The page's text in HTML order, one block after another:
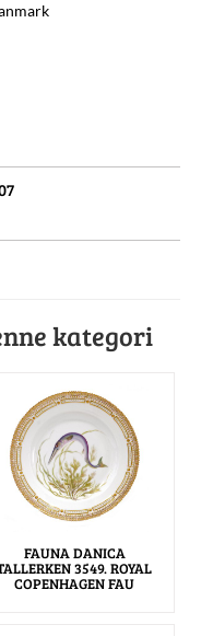
kategori
FAUNA DANICA
3549. ROYAL
COPENHAGEN FAU